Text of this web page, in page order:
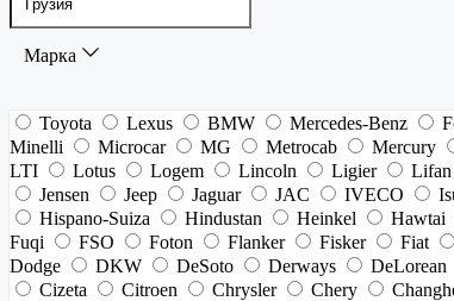
Марка
Toyota Lexus BMW Mercedes-Benz
Minelli
Microcar MG Metrocab Mercury
LTI
Lotus Logem Lincoln Ligier Lifan
Jensen
Jeep Jaguar JAC IVECO
Hispano-Suiza
Hindustan Heinkel Hawtai
Fuqi
FSO Foton Flanker Fisker Fiat
Dodge
DKW DeSoto Derways DeLorean
Cizeta
Citroen Chrysler Chery